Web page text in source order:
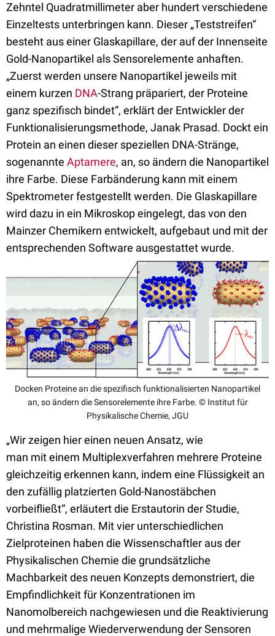
Zehntel Quadratmillimeter aber hundert verschiedene
Einzeltests unterbringen kann. Dieser „Teststreifen“
besteht aus einer Glaskapillare, der auf der Innenseite
Gold-Nanopartikel als Sensorelemente anhaften.
„Zuerst werden unsere Nanopartikel jeweils mit
einem kurzen DNA-Strang präpariert, der Proteine
ganz spezifisch bindet“, erklärt der Entwickler der
Funktionalisierungsmethode, Janak Prasad. Dockt ein
Protein an einen dieser speziellen DNA-Stränge,
sogenannte Aptamere, an, so ändern die Nanopartikel
ihre Farbe. Diese Farbänderung kann mit einem
Spektrometer festgestellt werden. Die Glaskapillare
wird dazu in ein Mikroskop eingelegt, das von den
Mainzer Chemikern entwickelt, aufgebaut und mit der
entsprechenden Software ausgestattet wurde.
Docken Proteine an die spezifisch funktionalisierten Nanopartikel
an, so ändern die Sensorelemente ihre Farbe. © Institut für
Physikalische Chemie, JGU
„Wir zeigen hier einen neuen Ansatz, wie
man mit einem Multiplexverfahren mehrere Proteine
gleichzeitig erkennen kann, indem eine Flüssigkeit an
den zufällig platzierten Gold-Nanostäbchen
vorbeifließt“, erläutert die Erstautorin der Studie,
Christina Rosman. Mit vier unterschiedlichen
Zielproteinen haben die Wissenschaftler aus der
Physikalischen Chemie die grundsätzliche
Machbarkeit des neuen Konzepts demonstriert, die
Empfindlichkeit für Konzentrationen im
Nanomolbereich nachgewiesen und die Reaktivierung
und mehrmalige Wiederverwendung der Sensoren